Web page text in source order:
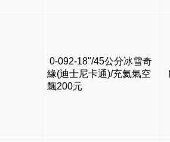
0-092-18"/45公分冰雪奇
緣(迪士尼卡通)/充氦氣空
飄200元